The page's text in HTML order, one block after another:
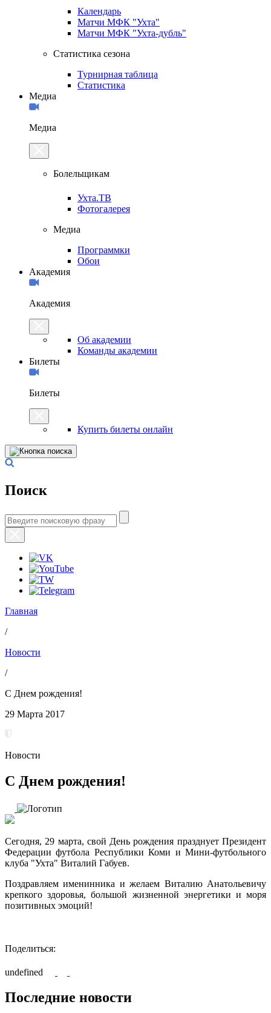
Календарь
Матчи МФК "Ухта"
Матчи МФК "Ухта-дубль"
Статистика сезона
Турнирная таблица
Статистика
Медиа
Медиа
Болельщикам
Ухта.ТВ
Фотогалерея
Медиа
Программки
Обои
Академия
Академия
Об академии
Команды академии
Билеты
Билеты
Купить билеты онлайн
Поиск
Главная
/
Новости
/
С Днем рождения!
29 Марта 2017
Новости
С Днем рождения!
Сегодня, 29 марта, свой День рождения празднует Президент
Федерации футбола Республики Коми и Мини-футбольного
клуба "Ухта" Виталий Габуев.
Поздравляем именинника и желаем Виталию Анатольевичу
крепкого здоровья, большой жизненной энергетики и моря
позитивных эмоций!
Поделиться:
undefined
Последние новости